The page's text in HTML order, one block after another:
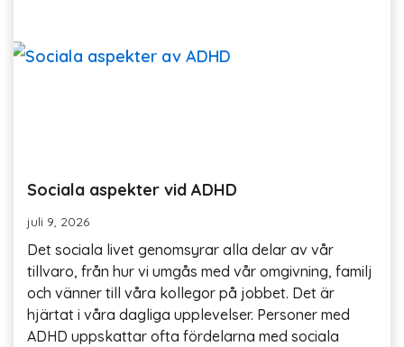
Sociala aspekter vid ADHD
juli 9, 2026
Det sociala livet genomsyrar alla delar av vår
tillvaro, från hur vi umgås med vår omgivning, familj
och vänner till våra kollegor på jobbet. Det är
hjärtat i våra dagliga upplevelser. Personer med
ADHD uppskattar ofta fördelarna med sociala